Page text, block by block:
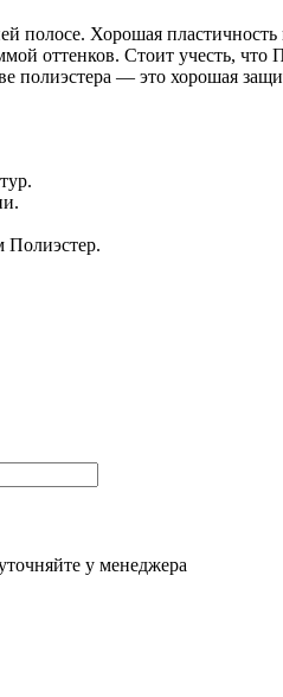
полосе. Хорошая
оттенков. Стоит учесть,
полиэстера — это хорошая
Полиэстер.
у менеджера